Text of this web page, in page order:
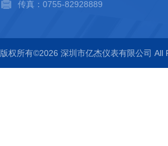
传真：0755-82928889
版权所有©2026 深圳市亿杰仪表有限公司